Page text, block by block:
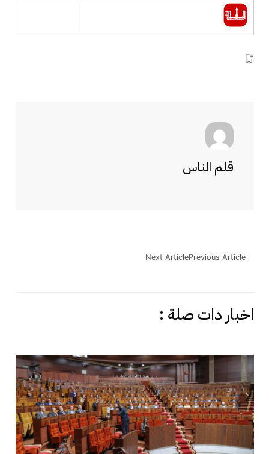
قلم الناس
Previous Article
Next Article
اخبار دات صلة :